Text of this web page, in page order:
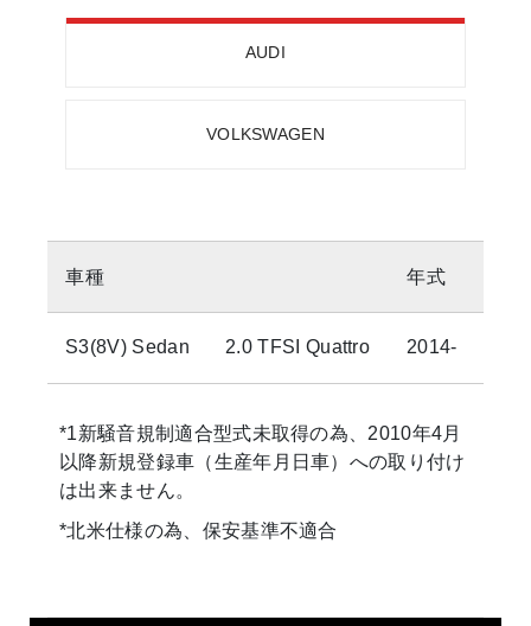
AUDI
VOLKSWAGEN
車種 年式
S3(8V) Sedan 2.0 TFSI Quattro 2014-
*1新騒音規制適合型式未取得の為、2010年4月
以降新規登録車（生産年月日車）への取り付け
は出来ません。
*北米仕様の為、保安基準不適合